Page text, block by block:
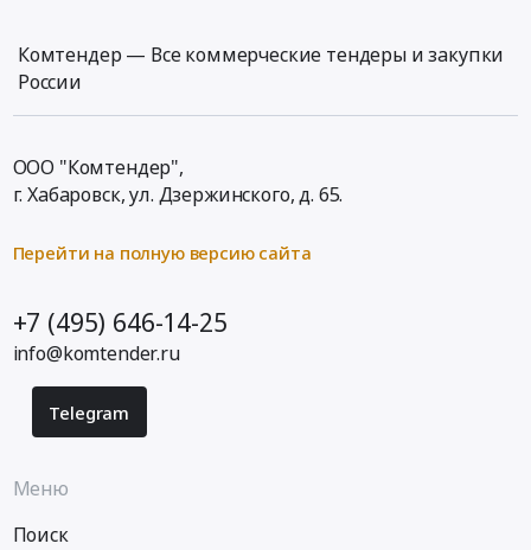
Комтендер — Все коммерческие тендеры и закупки
России
ООО "Комтендер",
г. Хабаровск,ул. Дзержинского, д. 65.
Перейти на полную версию сайта
+7 (495) 646-14-25
info@komtender.ru
Telegram
Меню
Поиск